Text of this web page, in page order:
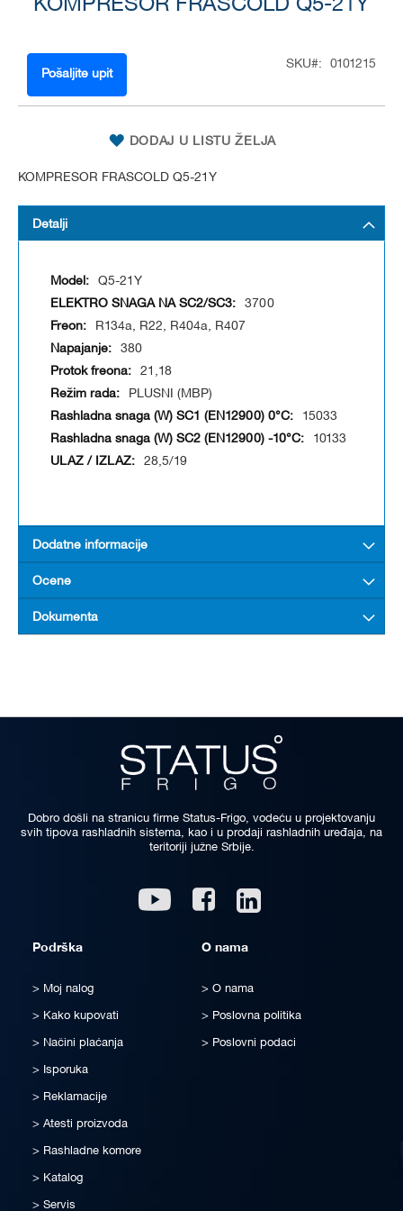
KOMPRESOR FRASCOLD Q5-21Y
Pošaljite upit
SKU 0101215
DODAJ U LISTU ŽELJA
KOMPRESOR FRASCOLD Q5-21Y
of
the
gallery
Detalji
Q5-21Y
3700
R134a, R22, R404a, R407
380
21,18
PLUSNI (MBP)
15033
10133
28,5/19
Dodatne informacije
Ocene
Dokumenta
Dobro došli na stranicu firme Status-Frigo, vodeću u projektovanju
svih tipova rashladnih sistema, kao i u prodaji rashladnih uređaja, na
teritoriji južne Srbije.
Youtube Facebook
Podrška
Moj nalog
Kako kupovati
Načini plaćanja
Isporuka
Reklamacije
Atesti proizvoda
Rashladne komore
Katalog
Servis
O nama
O nama
Poslovna politika
Poslovni podaci